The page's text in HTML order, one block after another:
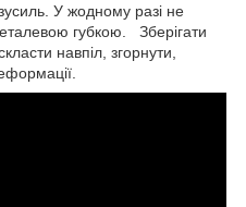
У жодному разі не
губкою. Зберігати
навпіл, згорнути,